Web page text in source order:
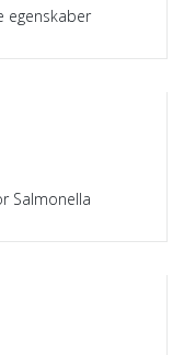
egenskaber
Salmonella